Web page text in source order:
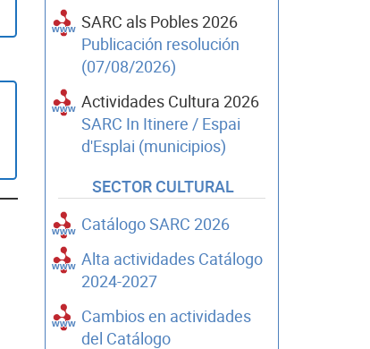
SARC als Pobles 2026
Publicación resolución
(07/08/2026)
Actividades Cultura 2026
SARC In Itinere / Espai
d'Esplai (municipios)
SECTOR CULTURAL
Catálogo SARC 2026
Alta actividades Catálogo
2024-2027
Cambios en actividades
del Catálogo